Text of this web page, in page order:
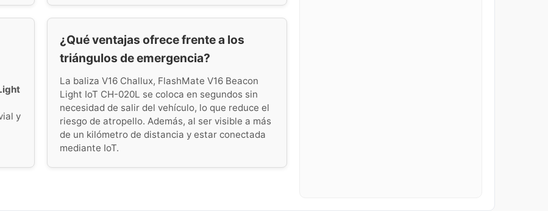
y
¿Qué ventajas ofrece frente a los
triángulos de emergencia?
La baliza V16 Challux, FlashMate V16 Beacon
Light IoT CH-020L se coloca en segundos sin
necesidad de salir del vehículo, lo que reduce el
riesgo de atropello. Además, al ser visible a más
de un kilómetro de distancia y estar conectada
mediante IoT.